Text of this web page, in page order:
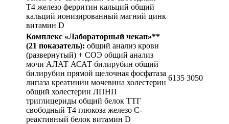
Т4 железо ферритин кальций общий
кальций ионизированный магний цинк
витамин D
Комплекс «Лабораторный чекап»**
(21 показатель): общий анализ крови
(развернутый) + СОЭ общий анализ
мочи АЛАТ АСАТ билирубин общий
билирубин прямой щелочная фосфатаза
липаза креатинин мочевина холестерин
общий холестерин ЛПНП
триглицериды общий белок ТТГ
свободный Т4 глюкоза железо С-
реактивный белок витамин D
6135 3050